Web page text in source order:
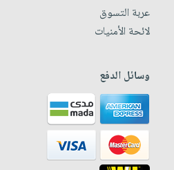
عربة التسوق
لائحة الأمنيات
وسائل الدفع